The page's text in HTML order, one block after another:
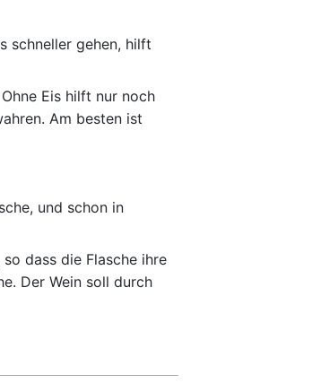
schneller gehen, hilft
Eis hilft nur noch
Am besten ist
und schon in
dass die Flasche ihre
Der Wein soll durch